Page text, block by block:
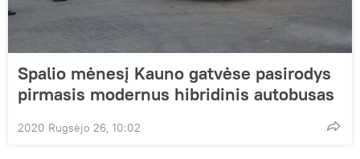
Spalio mėnesį Kauno gatvėse pasirodys
pirmasis modernus hibridinis autobusas
2020 Rugsėjo 26, 10:02